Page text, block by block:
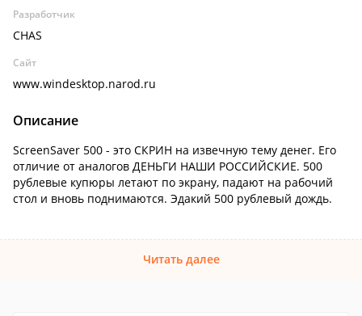
Разработчик
CHAS
Сайт
www.windesktop.narod.ru
Описание
ScreenSaver 500 - это СКРИН на извечную тему денег. Его
отличие от аналогов ДЕНЬГИ НАШИ РОССИЙСКИЕ. 500
рублевые купюры летают по экрану, падают на рабочий
стол и вновь поднимаются. Эдакий 500 рублевый дождь.
Читать далее